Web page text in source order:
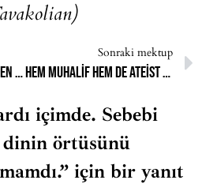
)
Ruhumun bitmek bilmeyen bir enerjisi var. Ama ona ayak uyduracak bir bedene sahip değil.
Sonraki mektup
Hem muhalif hem de ateist olmak muhafazakâr bir aile içinde nasıl sonuçlanır, düşünmek bile istemiyorum.
içimde. Sebebi
dinin örtüsünü
için bir yanıt